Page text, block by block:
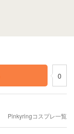
0
Pinkyringコスプレ一覧